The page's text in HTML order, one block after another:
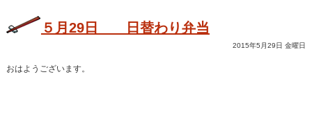
５月29日 日替わり弁当
2015年5月29日 金曜日
おはようございます。